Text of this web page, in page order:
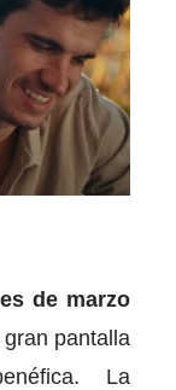
de marzo
pantalla
La